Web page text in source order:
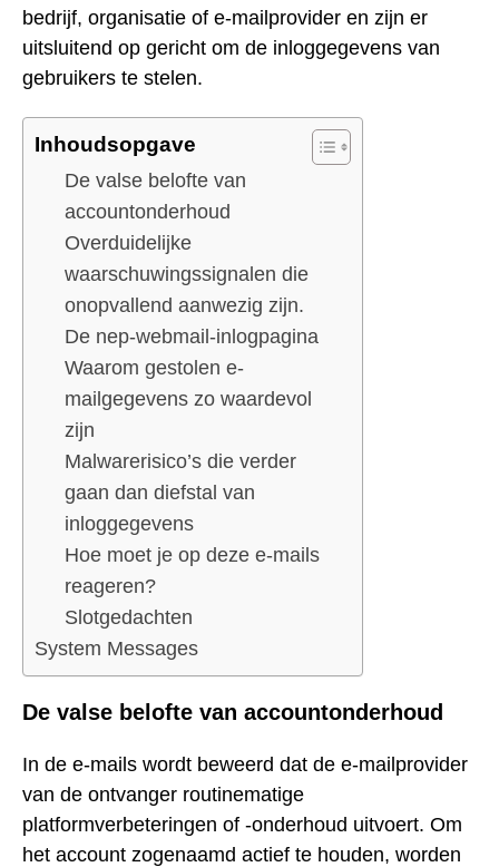
bedrijf, organisatie of e-mailprovider en zijn er
uitsluitend op gericht om de inloggegevens van
gebruikers te stelen.
Inhoudsopgave
De valse belofte van
accountonderhoud
Overduidelijke
waarschuwingssignalen die
onopvallend aanwezig zijn.
De nep-webmail-inlogpagina
Waarom gestolen e-
mailgegevens zo waardevol
zijn
Malwarerisico’s die verder
gaan dan diefstal van
inloggegevens
Hoe moet je op deze e-mails
reageren?
Slotgedachten
System Messages
De valse belofte van accountonderhoud
In de e-mails wordt beweerd dat de e-mailprovider
van de ontvanger routinematige
platformverbeteringen of -onderhoud uitvoert. Om
het account zogenaamd actief te houden, worden